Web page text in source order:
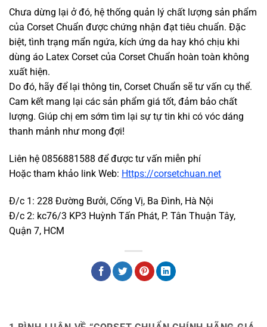
Chưa dừng lại ở đó, hệ thống quản lý chất lượng sản phẩm
của Corset Chuẩn được chứng nhận đạt tiêu chuẩn. Đặc
biệt, tình trạng mẩn ngứa, kích ứng da hay khó chịu khi
dùng áo Latex Corset của Corset Chuẩn hoàn toàn không
xuất hiện.
Do đó, hãy để lại thông tin, Corset Chuẩn sẽ tư vấn cụ thể.
Cam kết mang lại các sản phẩm giá tốt, đảm bảo chất
lượng. Giúp chị em sớm tìm lại sự tự tin khi có vóc dáng
thanh mảnh như mong đợi!
Liên hệ 0856881588 để được tư vấn miễn phí
Hoặc tham khảo link Web: Https://corsetchuan.net
Đ/c 1: 228 Đường Bưởi, Cống Vị, Ba Đình, Hà Nội
Đ/c 2: kc76/3 KP3 Huỳnh Tấn Phát, P. Tân Thuận Tây,
Quận 7, HCM